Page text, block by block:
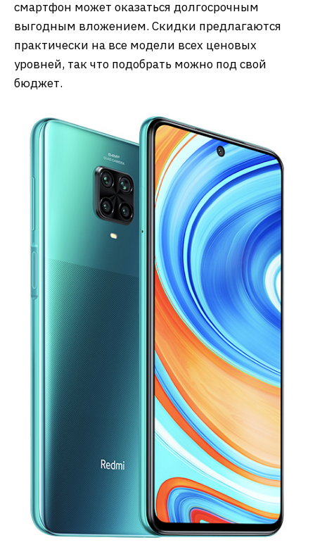
смартфон может оказаться долгосрочным
выгодным вложением. Скидки предлагаются
практически на все модели всех ценовых
уровней, так что подобрать можно под свой
бюджет.